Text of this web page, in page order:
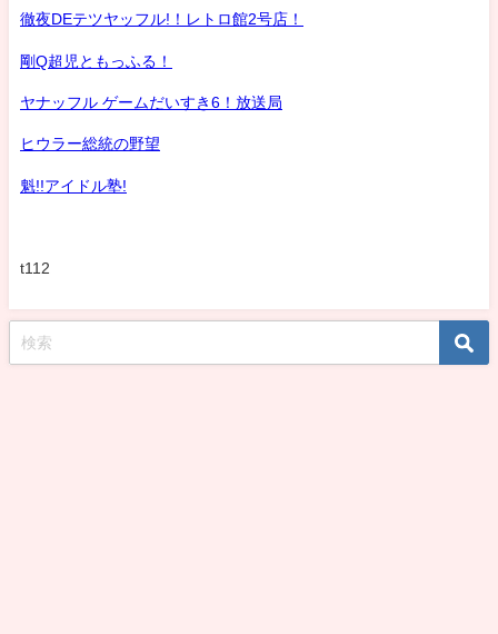
徹夜DEテツヤッフル!！レトロ館2号店！
剛Q超児ともっふる！
ヤナッフル ゲームだいすき6！放送局
ヒウラー総統の野望
魁!!アイドル塾!
t112